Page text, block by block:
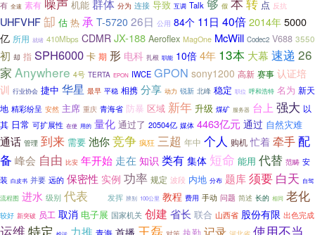
有 全速 素有 机能 群体 分为 连接 导致 互调 Talk 假 点 反抗
UHFVHF缷 估 热 承 T-5720 26日 公用 84个 11日 40倍2014年5000
亿 所用 就绪 410Mbps CDMR JX-188 Aeroflex MagOne McWill Codec2 V688 3550
初 却 指 SPH6000 卡 期 形 电科 扎根 职能 10倍 4年 13本 大幕 速递 26
家 Anywhere 4号 TERTA EPON IWCE GPON sony1200 高新 赛事 认证培
训 行业协会 捷中 华星 最早 平稳 相携 分享 动力 锐新 北峰 稳定 职位 呼和浩特 名为 新天
地 精彩纷呈 安然 主席 重庆 青海省 防暴 区域 新年 升级 煤矿 服务器 台上 强大 以
其 日常 可扩展性 在使 用的 量化 通过了 20504亿 媒体 4463亿元 通过 自然灾难
通话 管理 到来 需要 池你竞争 疯狂 三超 年中 个人 购机 忙着 牵手配
备 峰会 自由 比安 年开始 走在 知识 类有 集体 短命 能用 代替 范畴 安
装 白皮书 并要 远的 保密性 实例 功率 规定 波段 内地 分布 题库须要 白天 自驾
流程图 进水 级别 代表 发挥 辨别 100公里 教程 费用 手动 问题 简述 长的 相同 老化
较好 新突破 员工 取消 电子展 国家机关 创建 省长 联合 山西省 股份有限 出色完成
运维 特定 力推 青海 首播 王磊 使用不当